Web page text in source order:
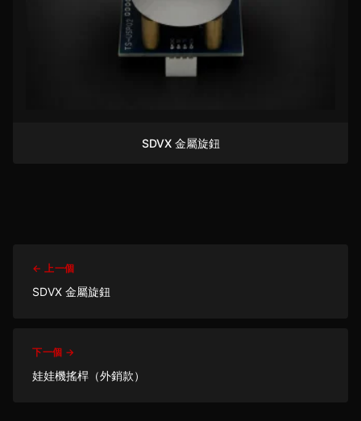
SDVX 金屬旋鈕
← 上一個
SDVX 金屬旋鈕
下一個 →
娃娃機搖桿（外銷款）